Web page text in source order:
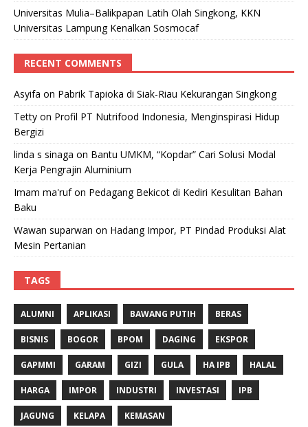
Universitas Mulia–Balikpapan Latih Olah Singkong, KKN
Universitas Lampung Kenalkan Sosmocaf
RECENT COMMENTS
Asyifa on Pabrik Tapioka di Siak-Riau Kekurangan Singkong
Tetty on Profil PT Nutrifood Indonesia, Menginspirasi Hidup
Bergizi
linda s sinaga on Bantu UMKM, “Kopdar” Cari Solusi Modal
Kerja Pengrajin Aluminium
Imam ma'rufon Pedagang Bekicot di Kediri Kesulitan Bahan
Baku
Wawan suparwan on Hadang Impor, PT Pindad Produksi Alat
Mesin Pertanian
TAGS
ALUMNI APLIKASI BAWANG PUTIH BERAS
BISNIS BOGOR BPOM DAGING EKSPOR
GAPMMI GARAM GIZI GULA HA IPB HALAL
HARGA IMPOR INDUSTRI INVESTASI IPB
JAGUNG KELAPA KEMASAN